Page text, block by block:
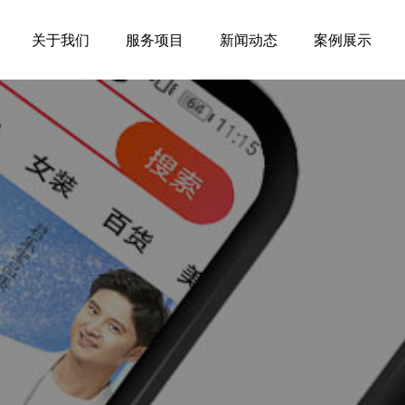
关于我们 服务项目 新闻动态 案例展示